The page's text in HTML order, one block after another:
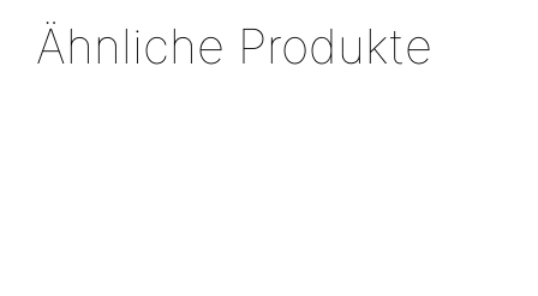
Ähnliche Produkte